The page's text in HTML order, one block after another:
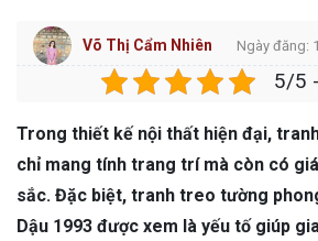
Võ Thị Cẩm Nhiên Ngày đăng:
5/5
Trong thiết kế nội thất hiện đại,
chỉ mang tính trang trí mà còn có
sắc. Đặc biệt, tranh treo tường
Dậu 1993 được xem là yếu tố giúp